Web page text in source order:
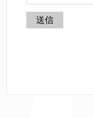
送信